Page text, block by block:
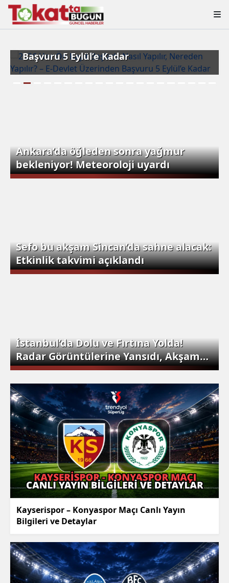
Başvuru 5 Eylül’e Kadar
Ankara’da öğleden sonra yağmur
bekleniyor! Meteoroloji uyardı
Sefo bu akşam Sincan’da sahne alacak:
Etkinlik takvimi açıklandı
İstanbul’da Dolu ve Fırtına Yolda!
Radar Görüntülerine Yansıdı, Akşam
Saatlerine Dikkat
Kayserispor – Konyaspor Maçı Canlı Yayın
Bilgileri ve Detaylar